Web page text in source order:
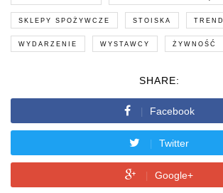
SKLEPY SPOŻYWCZE STOISKA
WYDARZENIE WYSTAWCY ŻYWNOŚĆ
SHARE:
Facebook
Twitter
Google+